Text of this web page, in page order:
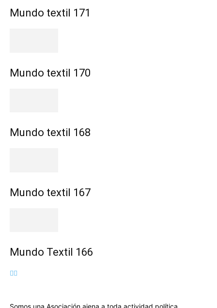
Mundo textil 171
Mundo textil 170
Mundo textil 168
Mundo textil 167
Mundo Textil 166
Somos una Asociación ajena a toda actividad política,